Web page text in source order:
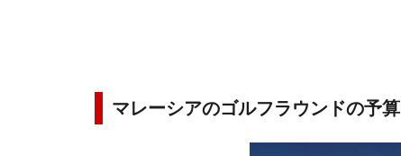
マレーシアのゴルフラウンドの予算